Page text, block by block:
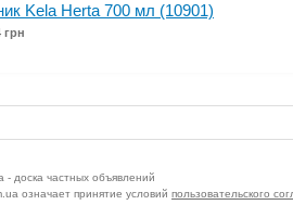
Kela Herta 700 мл (10901)
грн
- доска частных объявлений
означает принятие условий пользовательского